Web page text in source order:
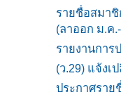
รายชื่อสมาชิ
(ลาออก ม.ค
รายงานกา
(ว.29) แจ้ง
ประกาศราย